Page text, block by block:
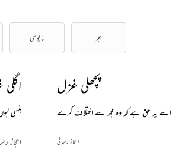
ہجر مایوسی
ہنسی
اعجاز
پچھلی غزل
اسے یہ حق ہے کہ وہ مجھ سے اختلاف کرے
اعجاز رحمانی